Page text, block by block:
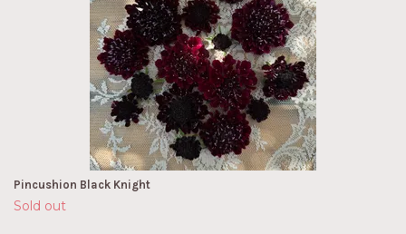
Pincushion Black Knight
Sold out